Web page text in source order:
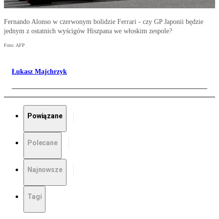
Fernando Alonso w czerwonym bolidzie Ferrari - czy GP Japonii będzie
jednym z ostatnich wyścigów Hiszpana we włoskim zespole?
Foto: AFP
Łukasz Majchrzyk
Powiązane
Polecane
Najnowsze
Tagi